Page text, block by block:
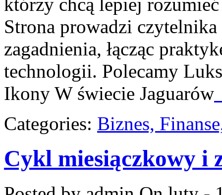
Strona prowadzi
zagadnienia, łącząc
technologii. Polecamy
Ikony W świecie Jaguarów
Categories: Biznes,
Cykl miesiączkowy i